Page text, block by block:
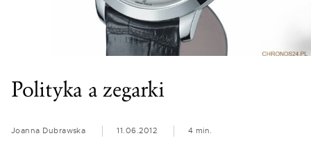
Polityka a zegarki
Joanna Dubrawska 11.06.2012 4 min.